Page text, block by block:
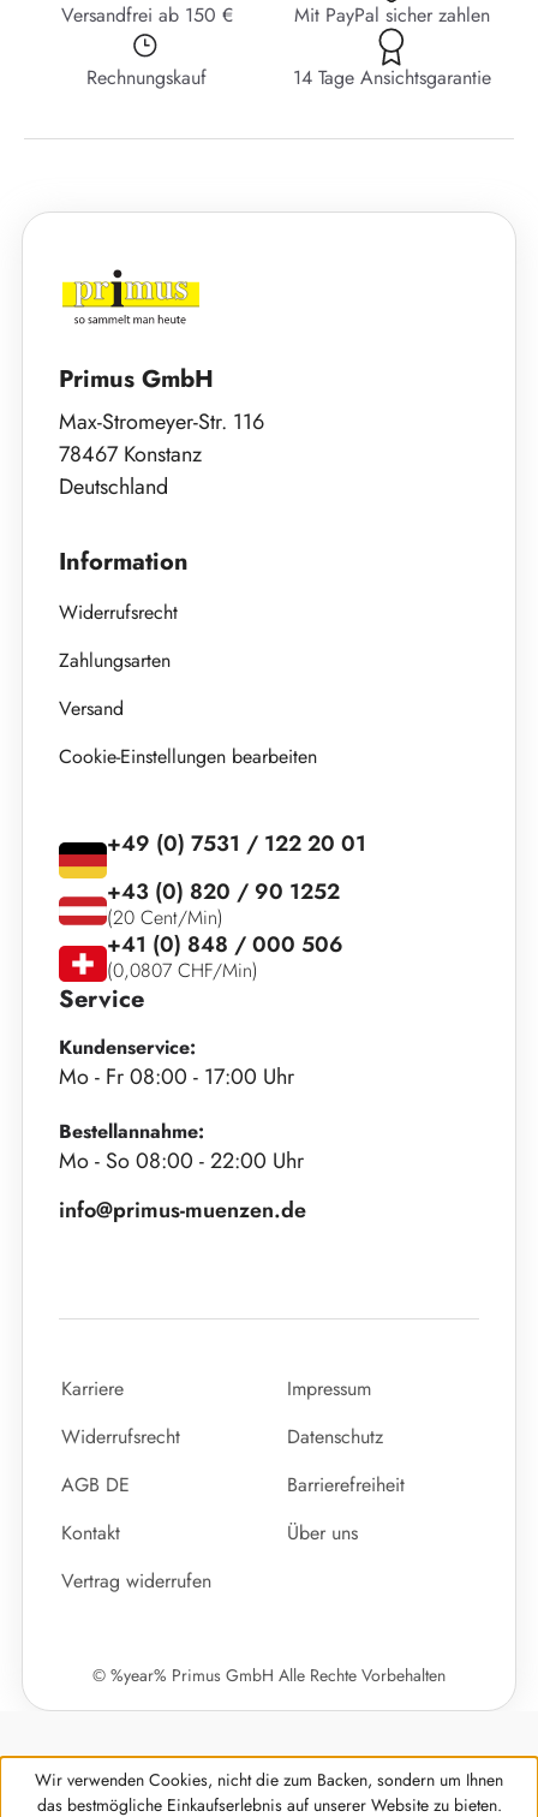
Versandfrei ab 150 € Mit PayPal sicher zahlen
Rechnungskauf 14 Tage Ansichtsgarantie
Primus GmbH
Max-Stromeyer-Str. 116
78467 Konstanz
Deutschland
Information
Widerrufsrecht
Zahlungsarten
Versand
Cookie-Einstellungen bearbeiten
Service
Kundenservice:
Mo - Fr 08:00 - 17:00 Uhr
Bestellannahme:
Mo - So 08:00 - 22:00 Uhr
info@primus-muenzen.de
+49 (0) 7531 / 122 20 01
+43 (0) 820 / 90 1252
(20 Cent/Min)
+41 (0) 848 / 000 506
(0,0807 CHF/Min)
Karriere
Impressum
Widerrufsrecht
Datenschutz
AGB DE
Barrierefreiheit
Kontakt
Über uns
Vertrag widerrufen
© %year% Primus GmbH Alle Rechte Vorbehalten
Wir verwenden Cookies, nicht die zum Backen, sondern um Ihnen
das bestmögliche Einkaufserlebnis auf unserer Website zu bieten.